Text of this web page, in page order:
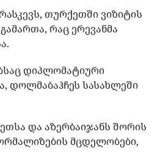
თურქეთში ვიზიტის
რაც ერევანმა
დიპლომატიური
დოლმაბაჰჩეს სასახლეში
და აზერბაიჯანს შორის
მცდელობები,